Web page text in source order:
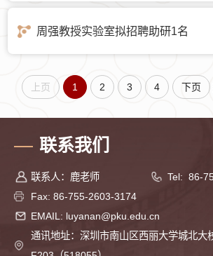
周强教授实验室拟招聘助研1名
上页 1 2 3 4 下页
联系我们
联系人：鹿老师
Tel: 86-
Fax: 86-755-2603-3174
EMAIL: luyanan@pku.edu.cn
通讯地址：深圳市南山区西丽大学城北大